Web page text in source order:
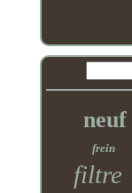
neuf
frein
filtre